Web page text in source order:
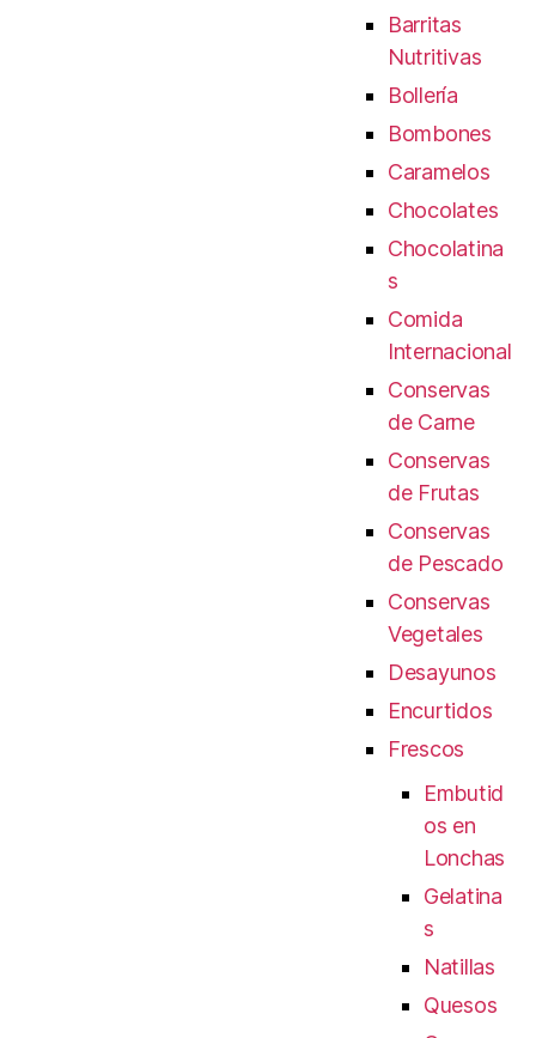
Barritas
Nutritivas
Bollería
Bombones
Caramelos
Chocolates
Chocolatina
s
Comida
Internacional
Conservas
de Carne
Conservas
de Frutas
Conservas
de Pescado
Conservas
Vegetales
Desayunos
Encurtidos
Frescos
Embutid
os en
Lonchas
Gelatina
s
Natillas
Quesos